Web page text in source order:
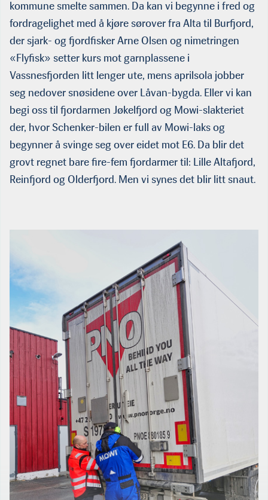
kommune smelte sammen. Da kan vi begynne i fred og
fordragelighet med å kjøre sørover fra Alta til Burfjord,
der sjark- og fjordfisker Arne Olsen og nimetringen
«Flyfisk» setter kurs mot garnplassene i
Vassnesfjorden litt lenger ute, mens aprilsola jobber
seg nedover snøsidene over Låvan-bygda. Eller vi kan
begi oss til fjordarmen Jøkelfjord og Mowi-slakteriet
der, hvor Schenker-bilen er full av Mowi-laks og
begynner å svinge seg over eidet mot E6. Da blir det
grovt regnet bare fire-fem fjordarmer til: Lille Altafjord,
Reinfjord og Olderfjord. Men vi synes det blir litt snaut.